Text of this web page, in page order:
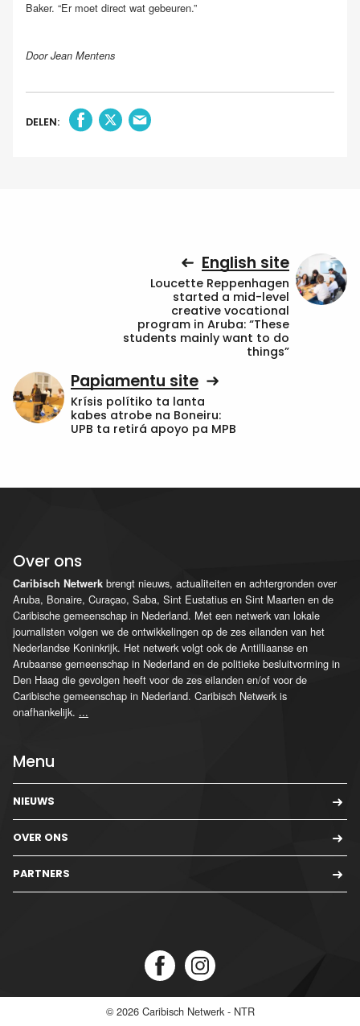
Baker. “Er moet direct wat gebeuren.”
Door Jean Mentens
DELEN:
English site
Loucette Reppenhagen
started a mid-level
creative vocational
program in Aruba: “These
students mainly want to do
things”
Papiamentu site
Krísis polítiko ta lanta
kabes atrobe na Boneiru:
UPB ta retirá apoyo pa MPB
Over ons
Caribisch Netwerk brengt nieuws, actualiteiten en achtergronden over
Aruba, Bonaire, Curaçao, Saba, Sint Eustatius en Sint Maarten en de
Caribische gemeenschap in Nederland. Met een netwerk van lokale
journalisten volgen we de ontwikkelingen op de zes eilanden van het
Nederlandse Koninkrijk. Het netwerk volgt ook de Antilliaanse en
Arubaanse gemeenschap in Nederland en de politieke besluitvorming in
Den Haag die gevolgen heeft voor de zes eilanden en/of voor de
Caribische gemeenschap in Nederland. Caribisch Netwerk is
onafhankelijk. ...
Menu
NIEUWS
OVER ONS
PARTNERS
© 2026 Caribisch Netwerk - NTR